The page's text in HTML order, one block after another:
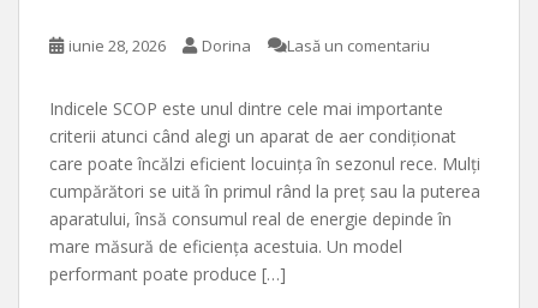
iunie 28, 2026 Dorina Lasă un comentariu
Indicele SCOP este unul dintre cele mai importante
criterii atunci când alegi un aparat de aer condiționat
care poate încălzi eficient locuința în sezonul rece. Mulți
cumpărători se uită în primul rând la preț sau la puterea
aparatului, însă consumul real de energie depinde în
mare măsură de eficiența acestuia. Un model
performant poate produce […]